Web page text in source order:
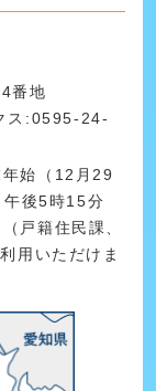
番地
ス:0595-24-
始（12月29
午後5時15分
戸籍住民課、
用いただけま